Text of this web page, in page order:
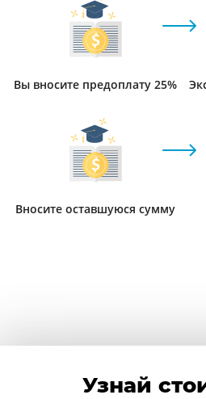
Вы вносите предоплату 25%
Вносите оставшуюся сумму
Узнай